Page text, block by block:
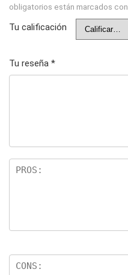
obligatorios están marcados con
Tu calificación
Tu reseña *